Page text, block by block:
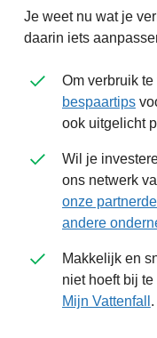
Je weet nu wat je
daarin iets
Om verbruik
bespaartips
ook uitgelicht
Wil je
ons netwerk
onze
andere
Makkelijk en
niet hoeft bij
Mijn Vattenfall .